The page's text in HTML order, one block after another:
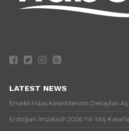
.
LATEST NEWS
Emekli Maaş Kesintilerinin Detayları
Erdoğan İmzaladı! 2026 Yılı YAŞ